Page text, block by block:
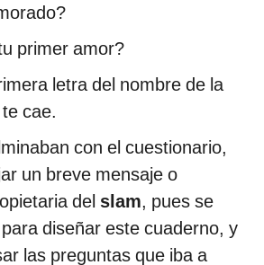
primer amor?
letra del nombre de la
cae.
con el cuestionario,
un breve mensaje o
del slam, pues se
diseñar este cuaderno, y
las preguntas que iba a